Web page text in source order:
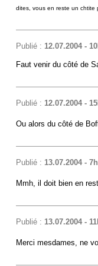
dites, vous en reste un chtite
Publié : 12.07.2004 -
Faut venir du côté de
Publié : 12.07.2004 -
Ou alors du côté de
Publié : 13.07.2004 -
Mmh, il doit bien en
Publié : 13.07.2004 -
Merci mesdames, ne